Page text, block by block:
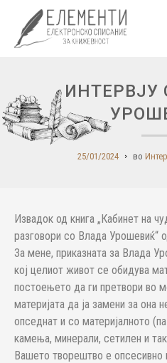
ИНТЕРВЈУ
25/01/2024 во
Извадок од книга „Кабинет на
разговори со Влада Урошевиќ“
За мене, приказната за Влада
кој целиот живот се обидува
постоењето да ги претвори во
материјата да ја замени за она
опседнат и со материјалното
камења, минерали, сетилен и
Вашето творештво е опсесивно